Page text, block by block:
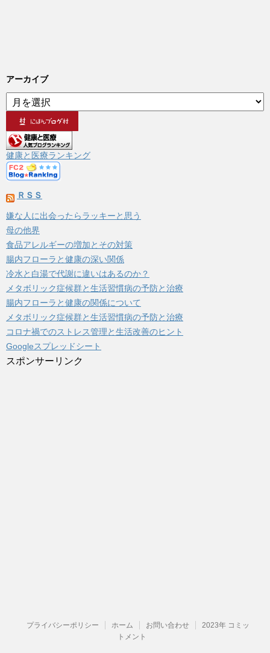
アーカイブ
ア
ー
イ
ブ
健康と医療ランキング
ＲＳＳ
嫌な人に出会ったらラッキーと思う
母の他界
食品アレルギーの増加とその対策
腸内フローラと健康の深い関係
冷水と白湯で代謝に違いはあるのか？
メタボリック症候群と生活習慣病の予防と治療
腸内フローラと健康の関係について
メタボリック症候群と生活習慣病の予防と治療
コロナ禍でのストレス管理と生活改善のヒント
Googleスプレッドシート
スポンサーリンク
プライバシーポリシー ホーム お問い合わせ
2023年 コミッ
トメント